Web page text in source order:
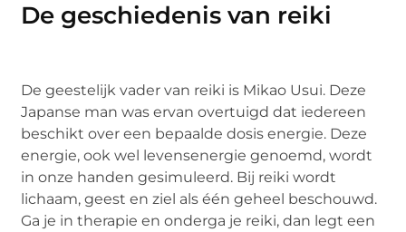
De geschiedenis van reiki
De geestelijk vader van reiki is Mikao Usui. Deze
Japanse man was ervan overtuigd dat iedereen
beschikt over een bepaalde dosis energie. Deze
energie, ook wel levensenergie genoemd, wordt
in onze handen gesimuleerd. Bij reiki wordt
lichaam, geest en ziel als één geheel beschouwd.
Ga je in therapie en onderga je reiki, dan legt een